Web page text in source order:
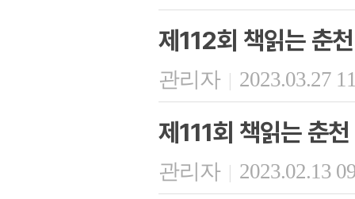
제112회 책읽는 춘천
관리자 | 2023.03.27
제111회 책읽는 춘천
관리자 | 2023.02.13